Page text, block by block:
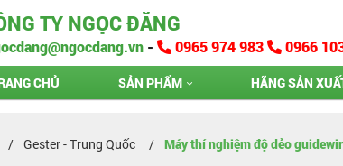
TY NGỌC ĐĂNG
- 0965 974 983 0966
CHỦ SẢN PHẨM HÃNG SẢN
Gester - Trung Quốc Máy thí nghiệm độ dẻo